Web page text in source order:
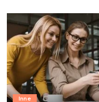
Inne